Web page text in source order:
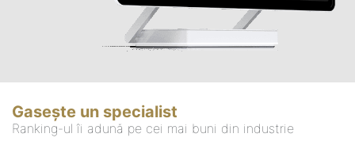
Gasește un specialist
Ranking-ul îi adună pe cei mai buni din industrie